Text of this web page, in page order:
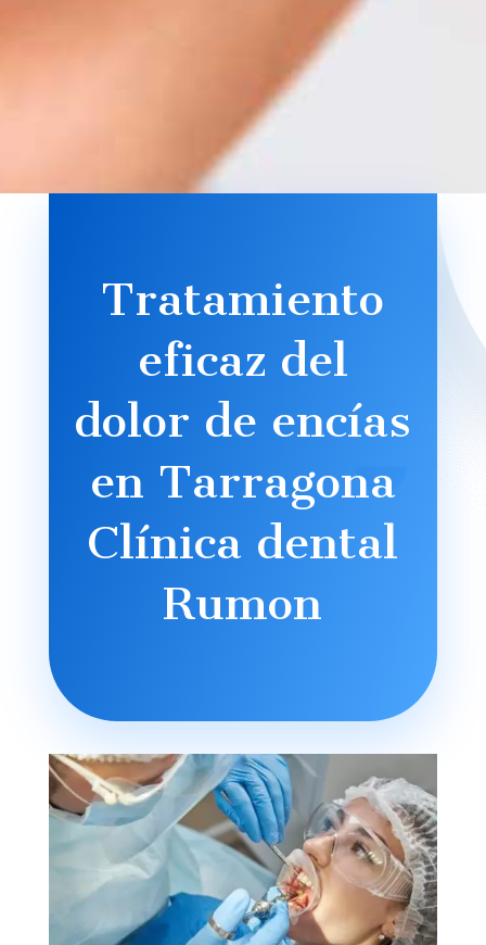
Tratamiento
eficaz del
dolor de encías
en Tarragona
Clínica dental
Rumon